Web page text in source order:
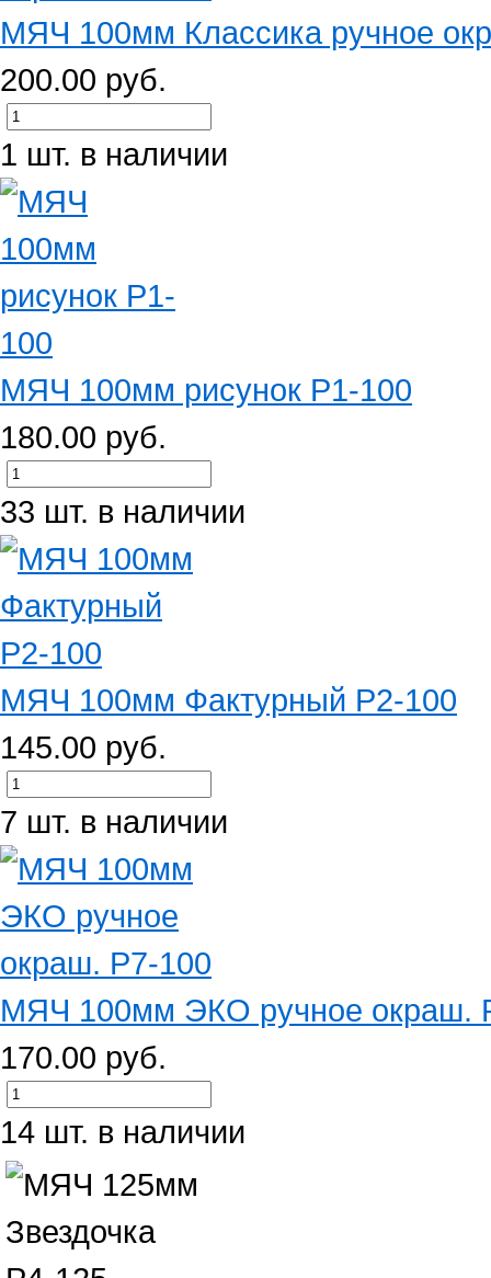
МЯЧ 100мм Классика ручное
200.00 руб.
1 шт. в наличии
МЯЧ 100мм рисунок Р1-100
180.00 руб.
33 шт. в наличии
МЯЧ 100мм Фактурный Р2-100
145.00 руб.
7 шт. в наличии
МЯЧ 100мм ЭКО ручное окраш.
170.00 руб.
14 шт. в наличии